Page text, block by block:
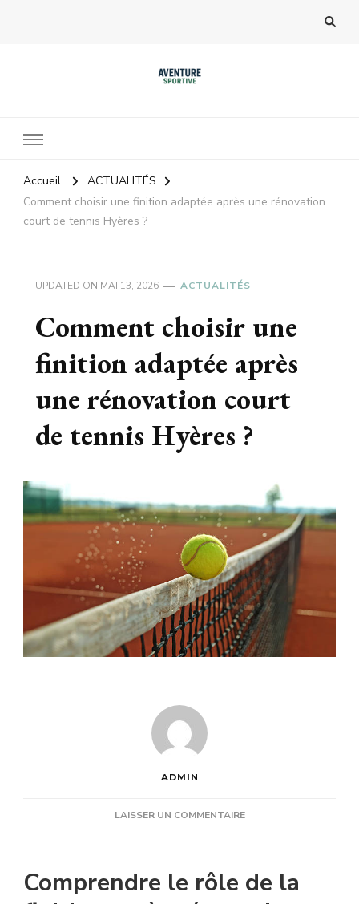
Accueil
ACTUALITÉS
Comment choisir une finition adaptée après une rénovation
court de tennis Hyères ?
UPDATED ON MAI 13, 2026 ACTUALITÉS
Comment choisir une
finition adaptée après
une rénovation court
de tennis Hyères ?
ADMIN
LAISSER UN COMMENTAIRESUR
FINITION
Comprendre le rôle de la